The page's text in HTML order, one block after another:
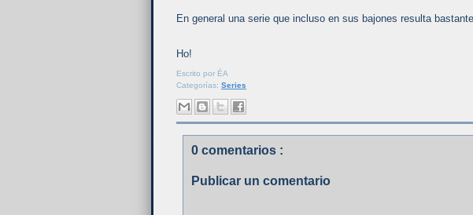
En general una serie que incluso en sus bajones resulta
Ho!
Escrito por ÉA
Categorías: Series
0 comentarios :
Publicar un comentario